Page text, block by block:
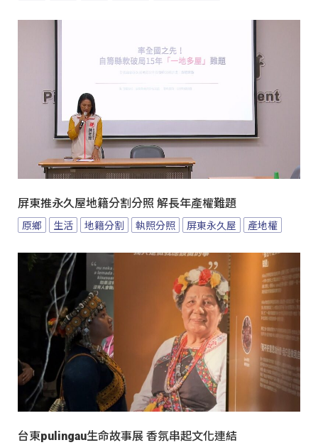
屏東推永久屋地籍分割分照 解長年產權難題
原鄉 生活 地籍分割 執照分照 屏東永久屋 產地權
台東pulingau生命故事展 香氛串起文化連結